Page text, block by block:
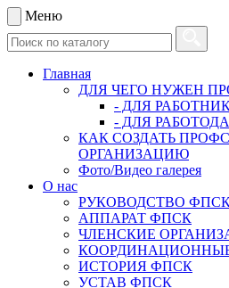
Меню
Главная
ДЛЯ ЧЕГО НУЖЕН
- ДЛЯ
- ДЛЯ
КАК СОЗДАТЬ
ОРГАНИЗАЦИЮ
Фото/Видео галерея
О нас
РУКОВОДСТВО
АППАРАТ ФПСК
ЧЛЕНСКИЕ
ИСТОРИЯ ФПСК
УСТАВ ФПСК